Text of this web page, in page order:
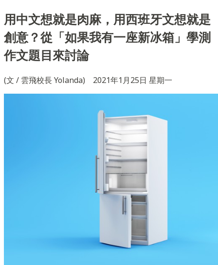
用中文想就是肉麻，用西班牙文想就是
創意？從「如果我有一座新冰箱」學測
作文題目來討論
(文 / 雲飛校長 Yolanda) 2021年1月25日 星期一